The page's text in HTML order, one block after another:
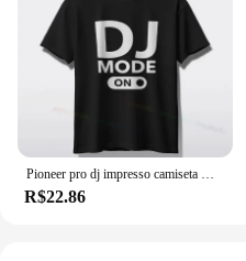
Pioneer pro dj impresso camiseta masculina streetwear manga curta o pescoço harajuku hardstyle música tshirt perfeito para todas as estações
R$22.86